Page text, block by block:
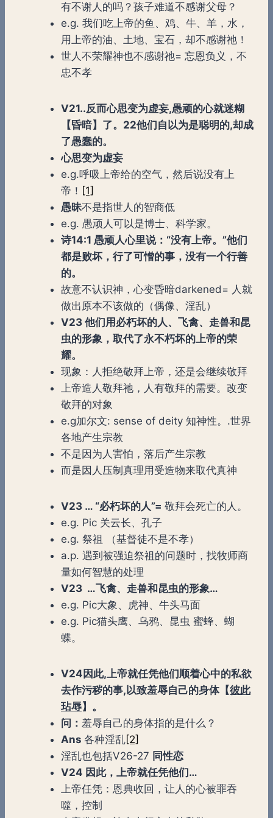
有不谢人的吗？孩子难道不感谢父母？
e.g. 我们吃上帝的鱼、鸡、牛、羊，水，
用上帝的油、土地、宝石，却不感谢祂！
世人不荣耀神也不感谢祂= 忘恩负义，不
忠不孝
V21..反而心思变为虚妄,愚顽的心就迷糊
【昏暗】了。22他们自以为是聪明的,却成
了愚蠢的。
心思变为虚妄
e.g.呼吸上帝给的空气，然后说没有上
帝！ [1]
愚昧不是指世人的智商低
e.g. 愚顽人可以是博士、科学家。
诗14:1 愚顽人心里说：“没有上帝。”他们
都是败坏，行了可憎的事，没有一个行善
的。
故意不认识神，心变昏暗darkened= 人就
做出原本不该做的（偶像、淫乱）
V23 他们用必朽坏的人、飞禽、走兽和昆
虫的形象，取代了永不朽坏的上帝的荣
耀。
现象：人拒绝敬拜上帝，还是会继续敬拜
上帝造人敬拜祂，人有敬拜的需要。改变
敬拜的对象
e.g加尔文: sense of deity 知神性。.世界
各地产生宗教
不是因为人害怕，落后产生宗教
而是因人压制真理用受造物来取代真神
V23 … “必朽坏的人”= 敬拜会死亡的人。
e.g. Pic 关云长、孔子
e.g. 祭祖 （基督徒不是不孝）
a.p. 遇到被强迫祭祖的问题时，找牧师商
量如何智慧的处理
V23 …飞禽、走兽和昆虫的形象…
e.g. Pic大象、虎神、牛头马面
e.g. Pic猫头鹰、乌鸦、昆虫 蜜蜂、蝴
蝶。
V24因此,上帝就任凭他们顺着心中的私欲
去作污秽的事,以致羞辱自己的身体【彼此
玷辱】。
问： 羞辱自己的身体指的是什么？
Ans 各种淫乱[2]
淫乱也包括V26-27 同性恋
V24 因此，上帝就任凭他们…
上帝任凭：恩典收回，让人的心被罪吞
噬，控制